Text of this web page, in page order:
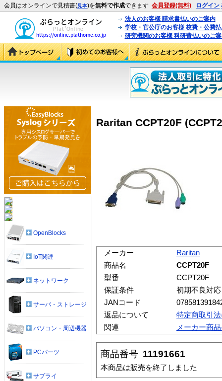
会員はオンラインで見積書(見本)を無料で作成できます 会員登録(無料) ログイン
法人のお客様 請求書払いのご案内
学校・官公庁のお客様 校費・公費
研究機関のお客様 科研費払いのご
Raritan CCPT20F
メーカー
Raritan
商品名
CCPT20F
型番
CCPT20F
保証条件
初期不良対
JANコード
返品について
特定商取引
関連
メーカー商
商品番号 11191661
本商品は販売を終了しました
OpenBlocks
IoT関連
ネットワーク
サーバ・ストレージ
パソコン・周辺機器
PCパーツ
サプライ